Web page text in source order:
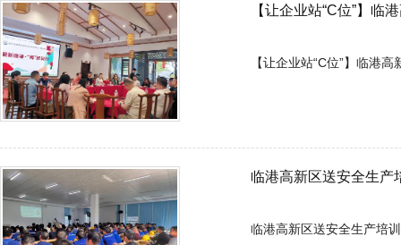
【让企业站“C位”】临
【让企业站“C位”】临港
临港高新区送安全生产
临港高新区送安全生产培